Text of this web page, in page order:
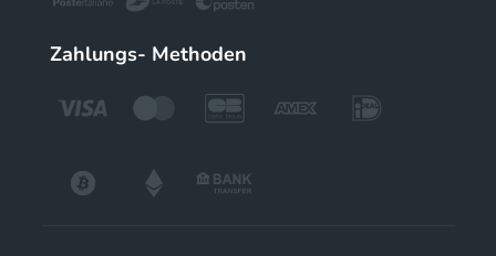
Zahlungs- Methoden